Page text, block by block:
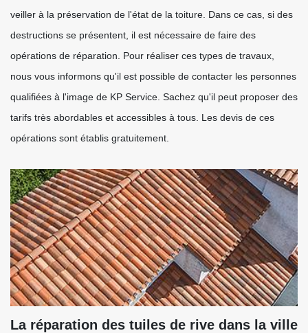
veiller à la préservation de l'état de la toiture. Dans ce cas, si des
destructions se présentent, il est nécessaire de faire des
opérations de réparation. Pour réaliser ces types de travaux,
nous vous informons qu'il est possible de contacter les personnes
qualifiées à l'image de KP Service. Sachez qu'il peut proposer des
tarifs très abordables et accessibles à tous. Les devis de ces
opérations sont établis gratuitement.
La réparation des tuiles de rive dans la ville